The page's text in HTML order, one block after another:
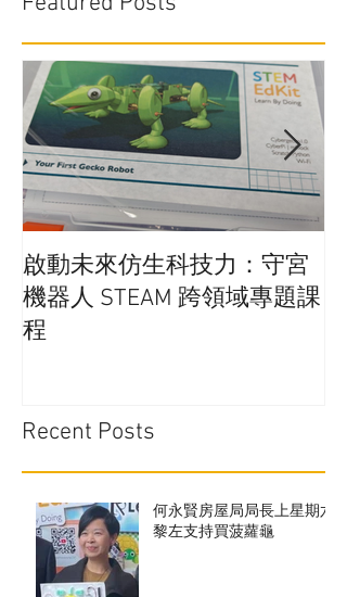
啟動未來仿生科技力：守宮
機器人 STEAM 跨領域專題課
程
Recent Posts
何永賢房屋局局長上星期六
黎左支持買菠蘿龜